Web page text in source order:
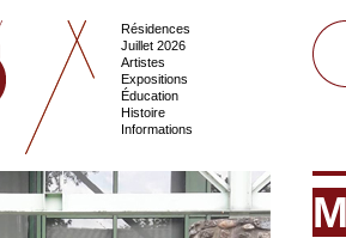
Résidences
Juillet 2026
Artistes
Expositions
Éducation
Histoire
Informations